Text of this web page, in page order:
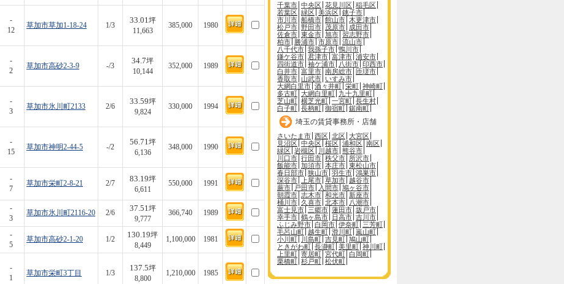
-
12
草加市草加1-18-24 1/3
33.01坪
11,663
385,000 1980
-
2
草加市高砂2-3-9 -/3
34.7坪
10,144
352,000 1989
-
3
草加市氷川町2133 2/6
33.59坪
9,824
330,000 1994
-
15
草加市神明2-44-5 -/2
56.71坪
6,136
348,000 1990
-
7
草加市栄町2-8-21 2/7
83.19坪
6,611
550,000 1991
-
3
草加市氷川町2116-20 2/6
37.51坪
9,777
366,740 1989
-
5
草加市高砂2-1-20 1/2
130.19坪
8,449
1,100,000 1981
-
1
草加市栄町3丁目 1/3
137.5坪
8,800
1,210,000 1985
千葉市 中央区 花見川区 稲毛区
若葉区 緑区 美浜区 銚子市
市川市 船橋市 館山市 木更津市
松戸市 野田市 茂原市 成田市
佐倉市 東金市 旭市 習志野市
柏市 勝浦市 市原市 流山市
八千代市 我孫子市 鴨川市
鎌ケ谷市 君津市 富津市 浦安市
四街道市 袖ケ浦市 八街市 印西市
白井市 富里市 南房総市 匝瑳市
香取市 山武市 いすみ市
大網白里市 酒々井町 栄町 神崎町
多古町 大網白里町 九十九里町
芝山町 横芝光町 一宮町 長生村
白子町 長柄町 御宿町 鋸南町
埼玉の賃貸事務所・店舗
さいたま市 西区 北区 大宮区
見沼区 中央区 桜区 浦和区 南区
緑区 岩槻区 川越市 熊谷市
川口市 行田市 秩父市 所沢市
飯能市 加須市 本庄市 東松山市
春日部市 狭山市 羽生市 鴻巣市
深谷市
上尾市 草加市 越谷市
蕨市
戸田市 入間市 鳩ヶ谷市
朝霞市 志木市 和光市 新座市
桶川市 久喜市 北本市
八潮市
富士見市 三郷市 蓮田市 坂戸市
幸手市 鶴ヶ島市 日高市 吉川市
ふじみ野市 白岡市 伊奈町 三芳町
毛呂山町 越生町 滑川町 嵐山町
小川町
川島町 吉見町 鳩山町
ときがわ町 長瀞町 美里町 神川町
上里町 寄居町 宮代町 白岡町
栗橋町 杉戸町 松伏町